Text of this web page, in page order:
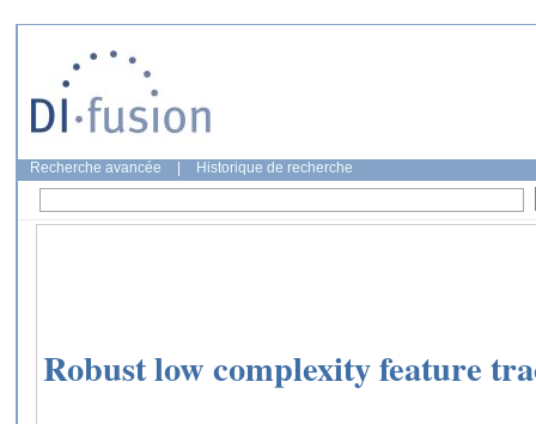
Recherche avancée Historique de recherche
Robust low complexity feature